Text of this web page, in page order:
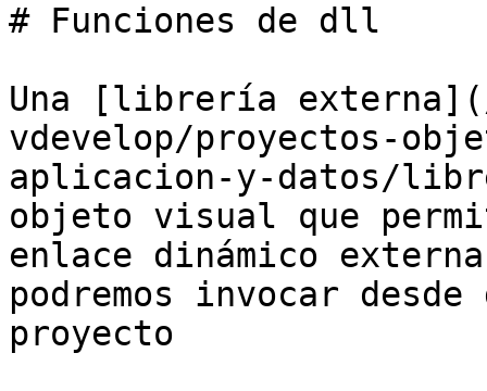
# Funciones de dll
Una [librería
vdevelop/proyectos-
aplicacion-y-datos/
objeto visual que
enlace dinámico
podremos invocar
proyecto